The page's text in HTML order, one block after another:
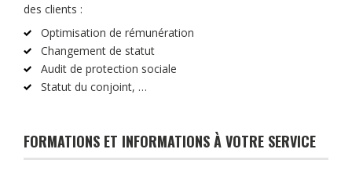
des clients :
Optimisation de rémunération
Changement de statut
Audit de protection sociale
Statut du conjoint, …
FORMATIONS ET INFORMATIONS À VOTRE SERVICE